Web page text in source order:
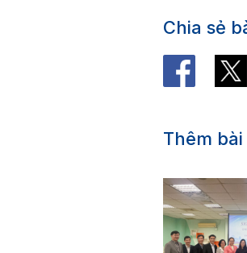
Chia sẻ
Thêm